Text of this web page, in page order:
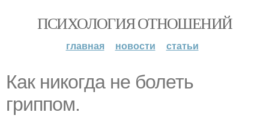
ПСИХОЛОГИЯ ОТНОШЕНИЙ
главная новости статьи
Как никогда не болеть
гриппом.